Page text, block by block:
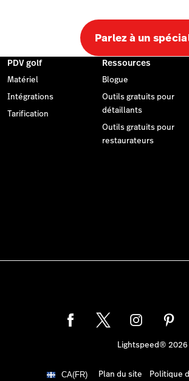
Parlez à un
PDV golf
Matériel
Intégrations
Tarification
Ressources
Blogue
Outils gratuits pour
détaillants
Outils gratuits pour
restaurateurs
Lightspeed® 2026
CA(FR) Plan du site Politique